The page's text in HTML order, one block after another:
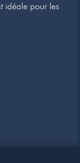
idéale pour les